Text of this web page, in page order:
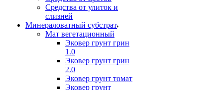
Средства от улиток и
слизней
Минераловатный субстрат
Мат вегетационный
Эковер грунт грин
1.0
Эковер грунт грин
2.0
Эковер грунт томат
Эковер грунт